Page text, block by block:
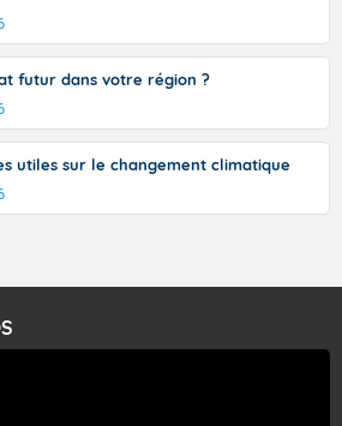
futur dans votre région ?
utiles sur le changement climatique